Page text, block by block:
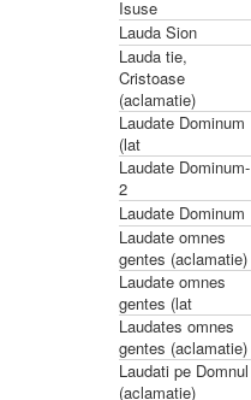
Isuse
Lauda Sion
Lauda tie,
Cristoase
(aclamatie)
Laudate Dominum
(lat
Laudate Dominum-
2
Laudate Dominum
Laudate omnes
gentes (aclamatie)
Laudate omnes
gentes (lat
Laudates omnes
gentes (aclamatie)
Laudati pe Domnul
(aclamatie)